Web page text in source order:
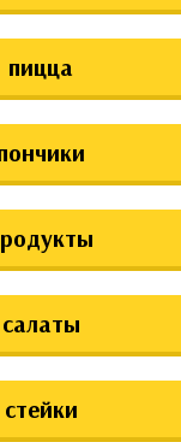
пицца
салаты
стейки